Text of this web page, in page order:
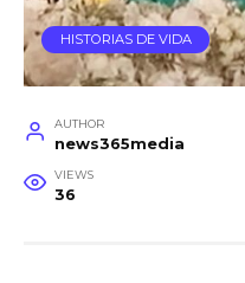
HISTORIAS DE VIDA
AUTHOR
news365media
VIEWS
36